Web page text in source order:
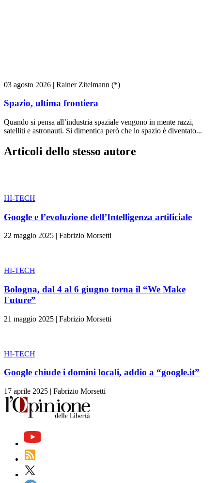
03 agosto 2026 | Rainer Zitelmann (*)
Spazio, ultima frontiera
Quando si pensa all’industria spaziale vengono in mente razzi,
satelliti e astronauti. Si dimentica però che lo spazio è diventato...
Articoli dello stesso autore
HI-TECH
Google e l’evoluzione dell’Intelligenza artificiale
22 maggio 2025 | Fabrizio Morsetti
HI-TECH
Bologna, dal 4 al 6 giugno torna il “We Make
Future”
21 maggio 2025 | Fabrizio Morsetti
HI-TECH
Google chiude i domini locali, addio a “google.it”
17 aprile 2025 | Fabrizio Morsetti